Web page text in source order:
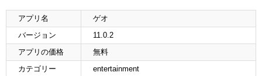
アプリ名
ゲオ
バージョン
11.0.2
アプリの価格
無料
カテゴリー
entertainment